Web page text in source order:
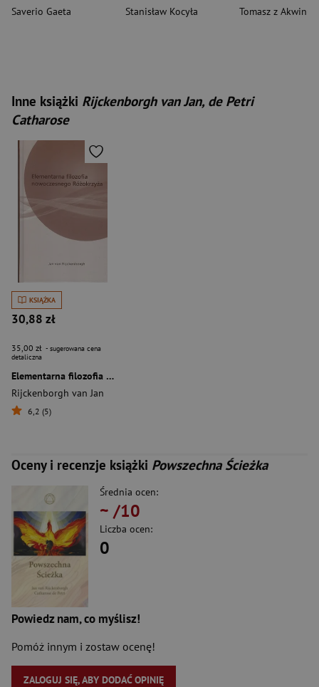
Saverio Gaeta
Stanisław Kocyła
Tomasz z Akwinu
Inne książki Rijckenborgh van Jan, de Petri
Catharose
KSIĄŻKA
30,88 zł
35,00 zł - sugerowana cena
detaliczna
Elementarna filozofia nowoczesnego różokrzyża
Rijckenborgh van Jan
6,2 (5)
Oceny i recenzje książki Powszechna Ścieżka
Średnia ocen:
~ /10
Liczba ocen:
0
Powiedz nam, co myślisz!
Pomóż innym i zostaw ocenę!
ZALOGUJ SIĘ, ABY DODAĆ OPINIĘ